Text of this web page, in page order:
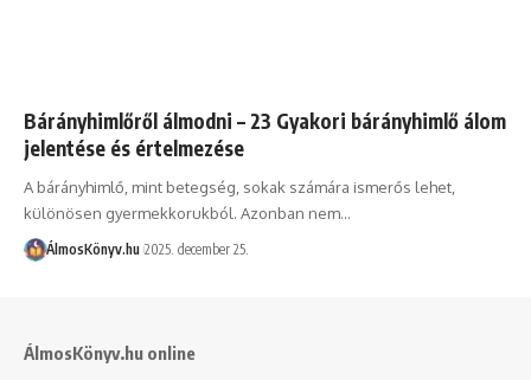
Bárányhimlőről álmodni – 23 Gyakori bárányhimlő álom
jelentése és értelmezése
A bárányhimlő, mint betegség, sokak számára ismerős lehet,
különösen gyermekkorukból. Azonban nem…
ÁlmosKönyv.hu 2025. december 25.
ÁlmosKönyv.hu online